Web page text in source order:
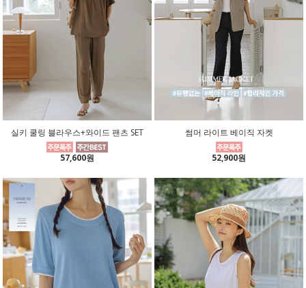
실키 쿨링 블라우스+와이드 팬츠 SET
57,600원
썸머 라이트 베이직 자켓
52,900원